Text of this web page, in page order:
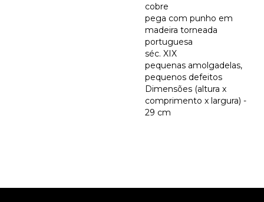
cobre
pega com punho em
madeira torneada
portuguesa
séc. XIX
pequenas amolgadelas,
pequenos defeitos
Dimensões (altura x
comprimento x largura) -
29 cm